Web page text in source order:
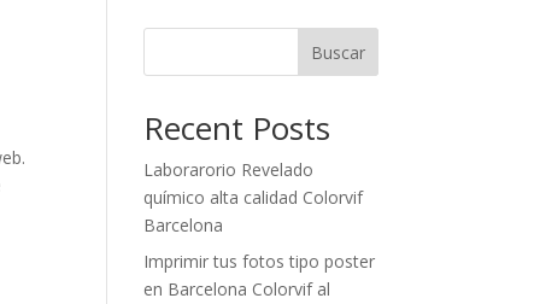
Buscar
Recent Posts
Laborarorio Revelado
químico alta calidad Colorvif
Barcelona
Imprimir tus fotos tipo poster
en Barcelona Colorvif al